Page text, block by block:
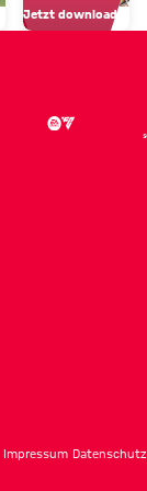
Jetzt downloaden!
Impressum Datenschutz